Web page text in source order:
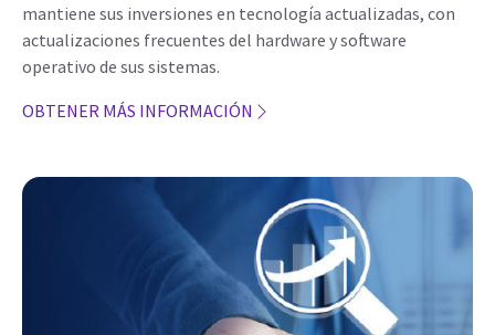
mantiene sus inversiones en tecnología actualizadas, con
actualizaciones frecuentes del hardware y software
operativo de sus sistemas.
OBTENER MÁS INFORMACIÓN